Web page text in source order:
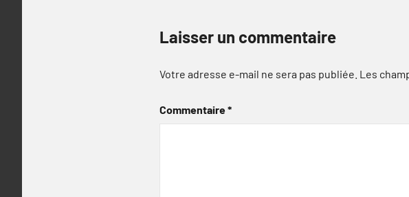
Laisser un commentaire
Votre adresse e-mail ne sera pas publiée. Les
Commentaire*